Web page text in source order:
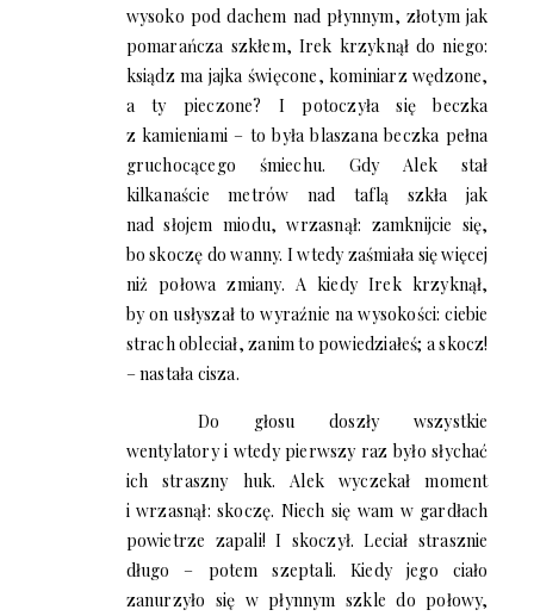
wysoko pod dachem nad płynnym, złotym jak
pomarańcza szkłem, Irek krzyknął do niego:
ksiądz ma jajka święcone, kominiarz wędzone,
a ty pieczone? I potoczyła się beczka
z kamieniami – to była blaszana beczka pełna
gruchocącego śmiechu. Gdy Alek stał
kilkanaście metrów nad taflą szkła jak
nad słojem miodu, wrzasnął: zamknijcie się,
bo skoczę do wanny. I wtedy zaśmiała się więcej
niż połowa zmiany. A kiedy Irek krzyknął,
by on usłyszał to wyraźnie na wysokości: ciebie
strach obleciał, zanim to powiedziałeś; a skocz!
– nastała cisza.
Do głosu doszły wszystkie
wentylatory i wtedy pierwszy raz było słychać
ich straszny huk. Alek wyczekał moment
i wrzasnął: skoczę. Niech się wam w gardłach
powietrze zapali! I skoczył. Leciał strasznie
długo – potem szeptali. Kiedy jego ciało
zanurzyło się w płynnym szkle do połowy,